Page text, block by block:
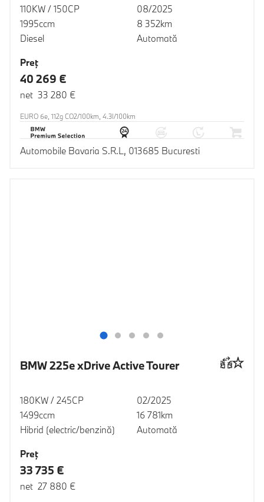
110KW / 150CP
1995ccm
Diesel
08/2025
8 352km
Automată
Preţ
40 269 €
net 33 280 €
EURO 6e, 112g CO2/100km, 4.3l/100km
Automobile Bavaria S.R.L, 013685 Bucuresti
BMW 225e xDrive Active Tourer
180KW / 245CP
1499ccm
Hibrid (electric/benzină)
02/2025
16 781km
Automată
Preţ
33 735 €
net 27 880 €